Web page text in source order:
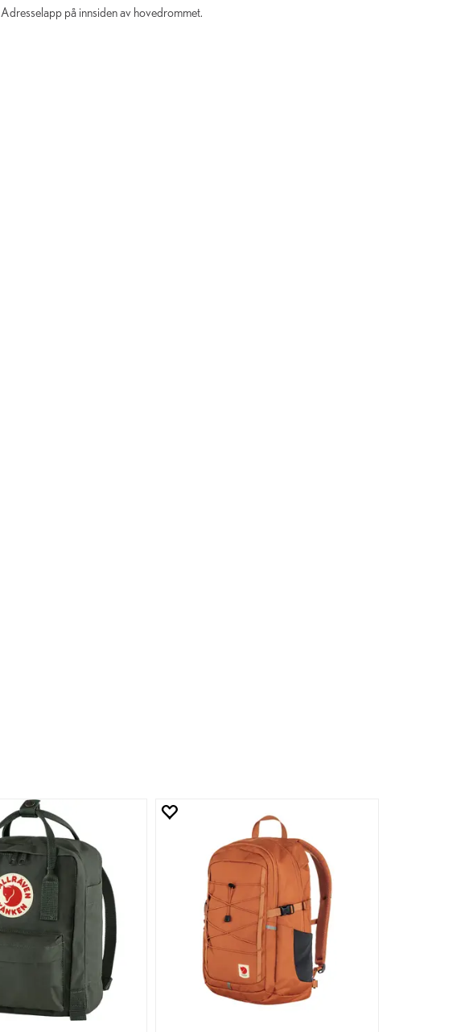
Adresselapp på innsiden av hovedrommet.